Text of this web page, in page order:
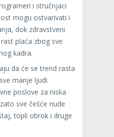
i stručnjaci
mogu ostvarivati i
dok zdravstveni
plaća zbog sve
kadra.
da će se trend rasta
manje ljudi
poslove za niska
sve češće nude
topli obrok i druge